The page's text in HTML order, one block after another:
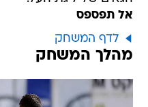
אל תפספס
לדף המשחק
מהלך המשחק